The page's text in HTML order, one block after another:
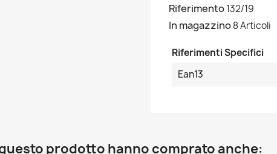
Riferimento132/19
In magazzino8 Articoli
Riferimenti Specifici
Ean13
prodotto hanno comprato anche: